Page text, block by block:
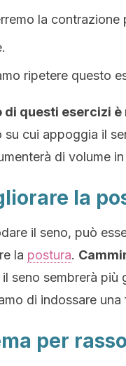
la contrazione
ripetere questo
di questi esercizi
su cui appoggia il
di volume
la
il seno, può
la postura.
il seno sembrerà più
di indossare
per